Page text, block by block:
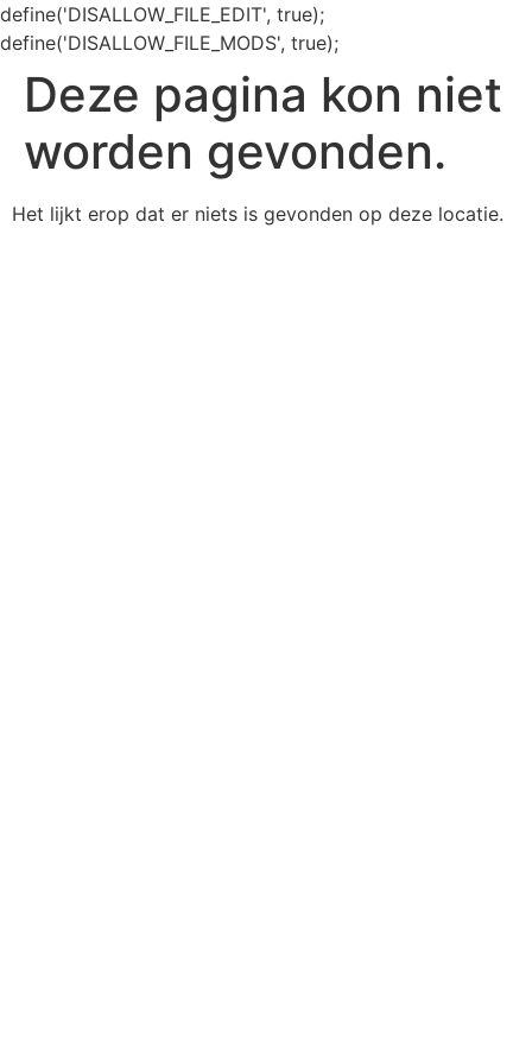
define('DISALLOW_FILE_EDIT', true);
define('DISALLOW_FILE_MODS', true);
Deze pagina kon niet
worden gevonden.
Het lijkt erop dat er niets is gevonden op deze locatie.